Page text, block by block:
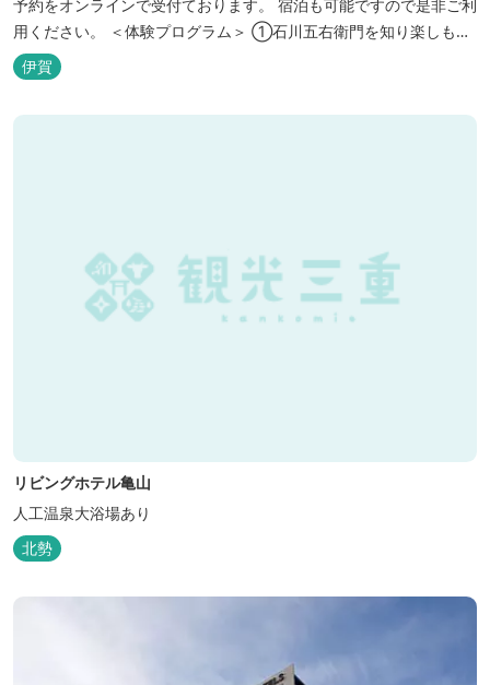
予約をオンラインで受付ております。 宿泊も可能ですので是非ご利
用ください。 ＜体験プログラム＞ ①石川五右衛門を知り楽しも
う！ ②忍者をめざそう！（入門・初級編） ③忍者の基礎体力づく
り！農業体験！ ④忍者の里山散策と忍者修行を楽しもう！（山中
で忍道修行）
伊賀
リビングホテル亀山
人工温泉大浴場あり
北勢